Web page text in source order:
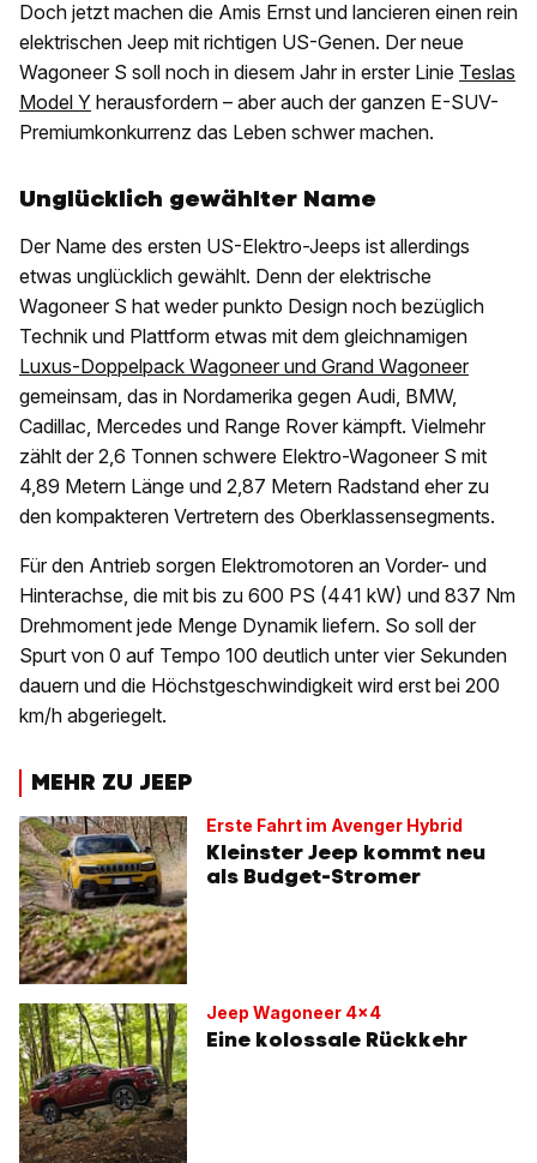
Doch jetzt machen die Amis Ernst und lancieren einen rein
elektrischen Jeep mit richtigen US-Genen. Der neue
Wagoneer S soll noch in diesem Jahr in erster Linie Teslas
Model Y herausfordern – aber auch der ganzen E-SUV-
Premiumkonkurrenz das Leben schwer machen.
Unglücklich gewählter Name
Der Name des ersten US-Elektro-Jeeps ist allerdings
etwas unglücklich gewählt. Denn der elektrische
Wagoneer S hat weder punkto Design noch bezüglich
Technik und Plattform etwas mit dem gleichnamigen
Luxus-Doppelpack Wagoneer und Grand Wagoneer
gemeinsam, das in Nordamerika gegen Audi, BMW,
Cadillac, Mercedes und Range Rover kämpft. Vielmehr
zählt der 2,6 Tonnen schwere Elektro-Wagoneer S mit
4,89 Metern Länge und 2,87 Metern Radstand eher zu
den kompakteren Vertretern des Oberklassensegments.
Für den Antrieb sorgen Elektromotoren an Vorder- und
Hinterachse, die mit bis zu 600 PS (441 kW) und 837 Nm
Drehmoment jede Menge Dynamik liefern. So soll der
Spurt von 0 auf Tempo 100 deutlich unter vier Sekunden
dauern und die Höchstgeschwindigkeit wird erst bei 200
km/h abgeriegelt.
MEHR ZU JEEP
Erste Fahrt im Avenger Hybrid
Kleinster Jeep kommt neu
als Budget-Stromer
Jeep Wagoneer 4x4
Eine kolossale Rückkehr